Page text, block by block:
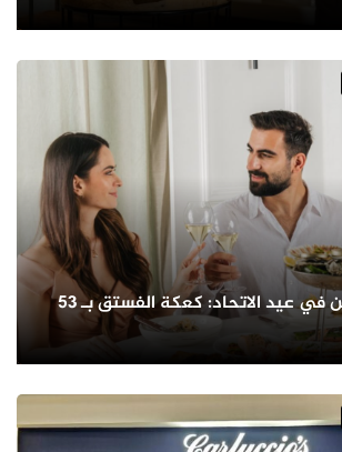
عرض مطعم كارين في عيد الاتحاد: كعكة الفستق بـ 53